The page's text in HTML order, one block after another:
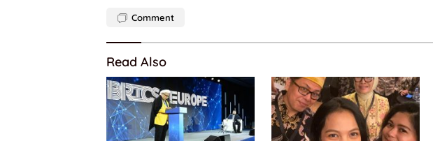
Comment
Read Also